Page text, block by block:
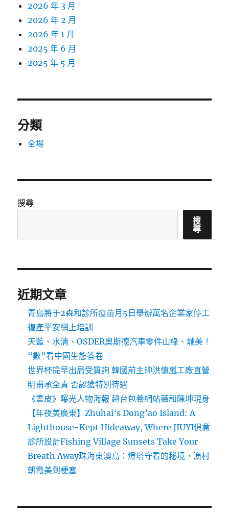
2026 年 3 月
2026 年 2 月
2026 年 1 月
2025 年 6 月
2025 年 5 月
分類
全場
搜尋
搜
尋
近期文章
青島將于2森和診所疫苗月5日舉辦萬名企業家停工
復產平安網上培訓
天藍、水清、OSDER奧斯德汽車零件山綠、城美！
“數”看中國生態答卷
世界杯提早出局受質詢 韓國前主帥洪億嵐工廠直營
明甫承全責 否認獲特別待遇
《畫皮》曝光人物海報 趙台包養網站薇和陳坤現身
【年夜美廣東】Zhuhai’s Dong’ao Island: A
Lighthouse-Kept Hideaway, Where JIUYI俱意
診所設計Fishing Village Sunsets Take Your
Breath Away珠海東澳島：燈塔守看的秘境，漁村
朝霞美到梗塞